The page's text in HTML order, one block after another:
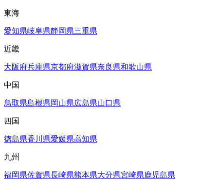
東海
愛知県岐阜県静岡県三重県
近畿
大阪府兵庫県京都府滋賀県奈良県和歌山県
中国
鳥取県島根県岡山県広島県山口県
四国
徳島県香川県愛媛県高知県
九州
福岡県佐賀県長崎県熊本県大分県宮崎県鹿児島県